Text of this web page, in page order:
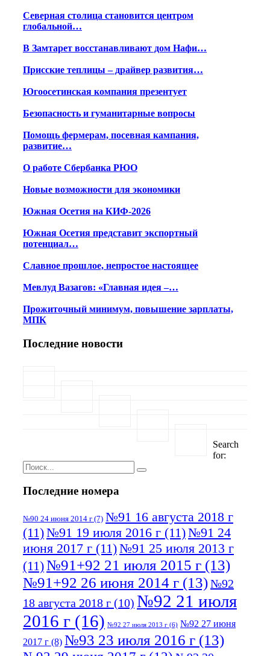
Северная столица становится центром
глобальной…
В Замтарет восстанавливают дом Нафи…
Присские теплицы – драйвер развития…
Югоосетинская компания презентует
Безопасность и гуманитарные вопросы
Помощь фермерам, посевная кампания,
развитие…
О работе Сбербанка РЮО
Новые возможности для экономики
Южная Осетия на КИФ-2026
Южная Осетия представит экспортный
потенциал…
Славное прошлое, непростое настоящее
Мевлуд Вазагов: «Главная идея –…
Прожиточный минимум, повышение зарплаты,
МПК
Последние новости
Search
for:
Последние номера
№90 24 июня 2014 г (7) №91 16 августа 2018 г
(11)№91 19 июля 2016 г (11)№91 24
июня 2017 г (11)№91 25 июля 2013 г
(11)№91+92 21 июля 2015 г (13)
№91+92 26 июня 2014 г (13)№92
18 августа 2018 г (10) №92 21 июля
2016 г (16) №92 27 июля 2013 г (6) №92 27 июня
2017 г (8) №93 23 июля 2016 г (13)